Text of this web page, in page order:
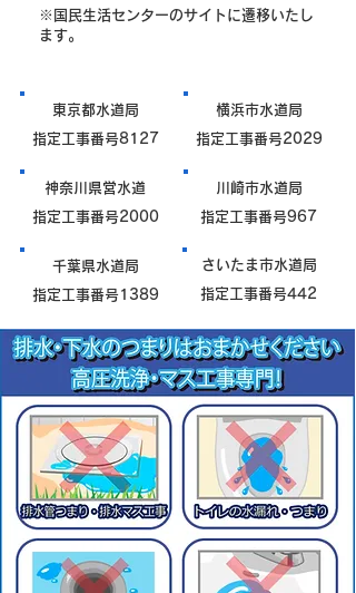
※国民生活センターのサイトに遷移いたし
ます。
東京都水道局
指定工事番号8127
横浜市水道局
指定工事番号2029
神奈川県営水道
指定工事番号2000
川崎市水道局
指定工事番号967
千葉県水道局
指定工事番号1389
さいたま市水道局
指定工事番号442